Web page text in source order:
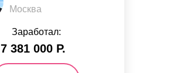
Москва
Заработал:
7 381 000 Р.